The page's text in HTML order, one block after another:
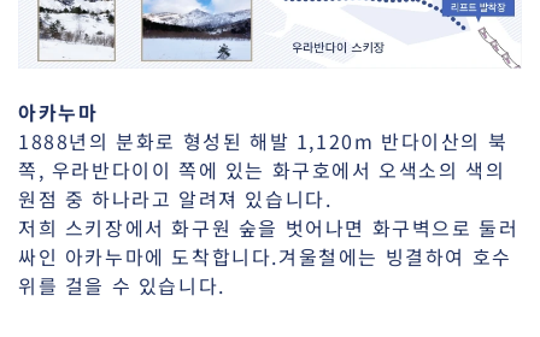
아카누마
1888년의 분화로 형성된 해발 1,120m 반다이산의 북
쪽, 우라반다이이 쪽에 있는 화구호에서 오색소의 색의
원점 중 하나라고 알려져 있습니다.
저희 스키장에서 화구원 숲을 벗어나면 화구벽으로 둘러
싸인 아카누마에 도착합니다.겨울철에는 빙결하여 호수
위를 걸을 수 있습니다.